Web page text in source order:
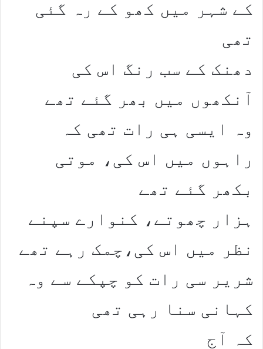
کے شہر میں کھو کے رہ گئی
تھی
دھنک کے سب رنگ اس کی
آنکھوں میں بھر گئے تھے
وہ ایسی ہی رات تھی کہ
راہوں میں اس کی، موتی
بکھر گئے تھے
ہزار چھوتے، کنوارے سپنے
نظر میں اس کی،چمک رہے تھے
شریر سی رات کو چپکے سے وہ
کہانی سنا رہی تھی
کہ آج